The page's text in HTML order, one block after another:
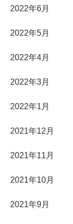
2022年6月
2022年5月
2022年4月
2022年3月
2022年1月
2021年12月
2021年11月
2021年10月
2021年9月